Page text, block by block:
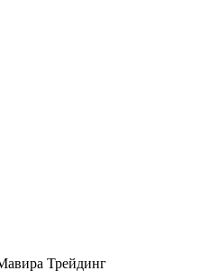
Трейдинг